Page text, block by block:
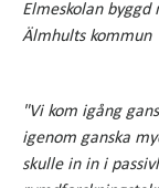
Elmeskolan byggd
Älmhults kommun
"Vi kom igång
igenom ganska
skulle in in i